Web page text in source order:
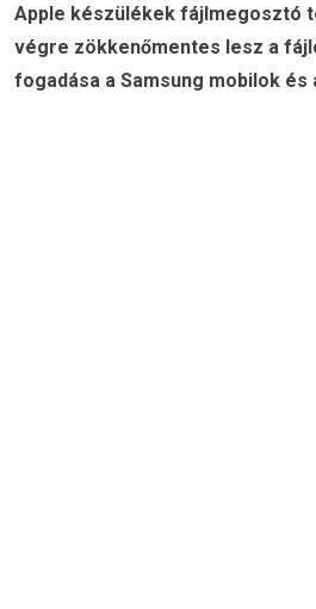
Apple készülékek fájlmegosztó
végre zökkenőmentes lesz a
fogadása a Samsung mobilok